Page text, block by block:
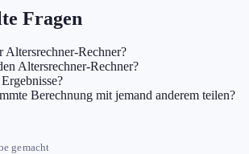
Fragen
Rechner?
Altersrechner-Rechner?
Berechnung mit jemand anderem teilen?
gemacht